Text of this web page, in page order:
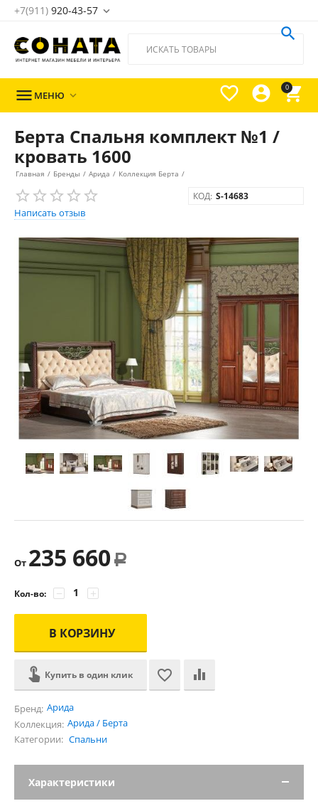
+7(911) 920-43-57 
0




 МЕНЮ 
Берта Спальня комплект №1 /
кровать 1600
Главная / Бренды / Арида / Коллекция Берта /
Написать отзыв
КОД: S-14683
От 235 660 Р
Кол-во: +
−
В КОРЗИНУ
Купить в один клик
Бренд: Арида
Коллекция: Арида / Берта
Категории: Спальни
Характеристики